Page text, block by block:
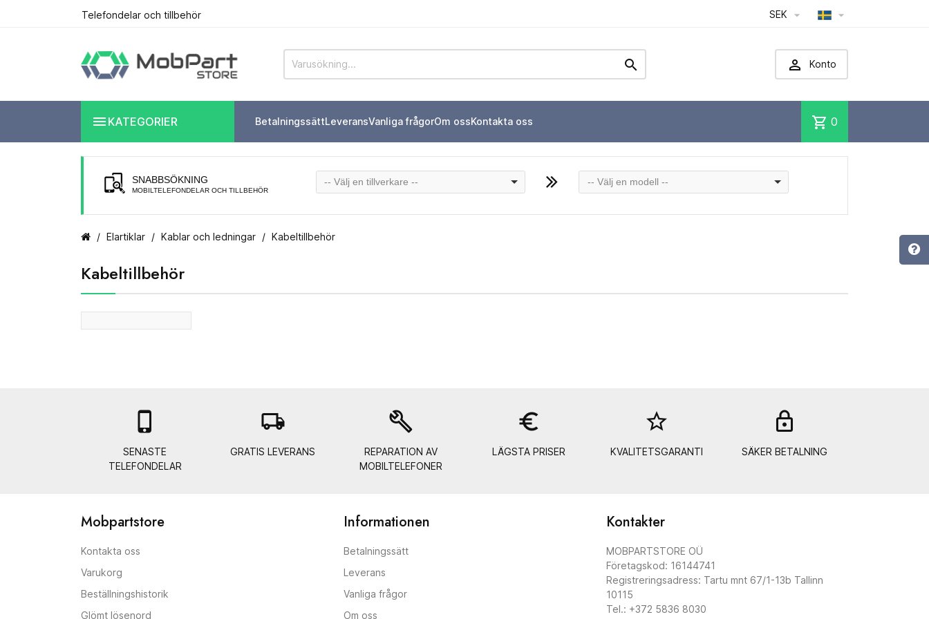
Telefondelar och tillbehör SEK  
  Konto
 KATEGORIER BetalningssättLeveransVanliga frågorOm ossKontakta oss shopping_cart 0
SNABBSÖKNING
MOBILTELEFONDELAR OCH TILLBEHÖR
-- Välj en tillverkare -- -- Välj en modell --
Elartiklar Kablar och ledningar Kabeltillbehör
Kabeltillbehör

SENASTE
TELEFONDELAR
local_shipping
GRATIS LEVERANS
build
REPARATION AV
MOBILTELEFONER
euro_symbol
LÄGSTA PRISER
star_border
KVALITETSGARANTI SÄKER BETALNING
Mobpartstore
Kontakta oss
Varukorg
Beställningshistorik
Glömt lösenord
Informationen
Betalningssätt
Leverans
Vanliga frågor
Om oss
Kontakter
MOBPARTSTORE OÜ
Företagskod: 16144741
Registreringsadress: Tartu mnt 67/1-13b Tallinn
10115
Tel.: +372 5836 8030